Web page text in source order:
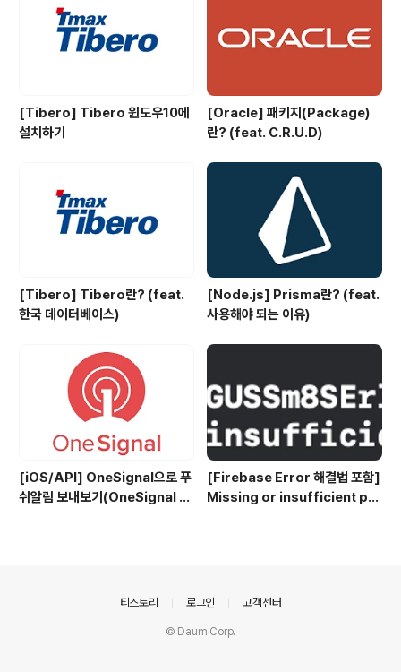
[Tibero] Tibero 윈도우10에
설치하기
[Oracle] 패키지(Package)
란? (feat. C.R.U.D)
[Tibero] Tibero란? (feat.
한국 데이터베이스)
[Node.js] Prisma란? (feat.
사용해야 되는 이유)
[iOS/API] OneSignal으로 푸
쉬알림 보내보기(OneSignal P
[Firebase Error 해결법 포함]
Missing or insufficient per
티스토리 로그인 고객센터
© Daum Corp.